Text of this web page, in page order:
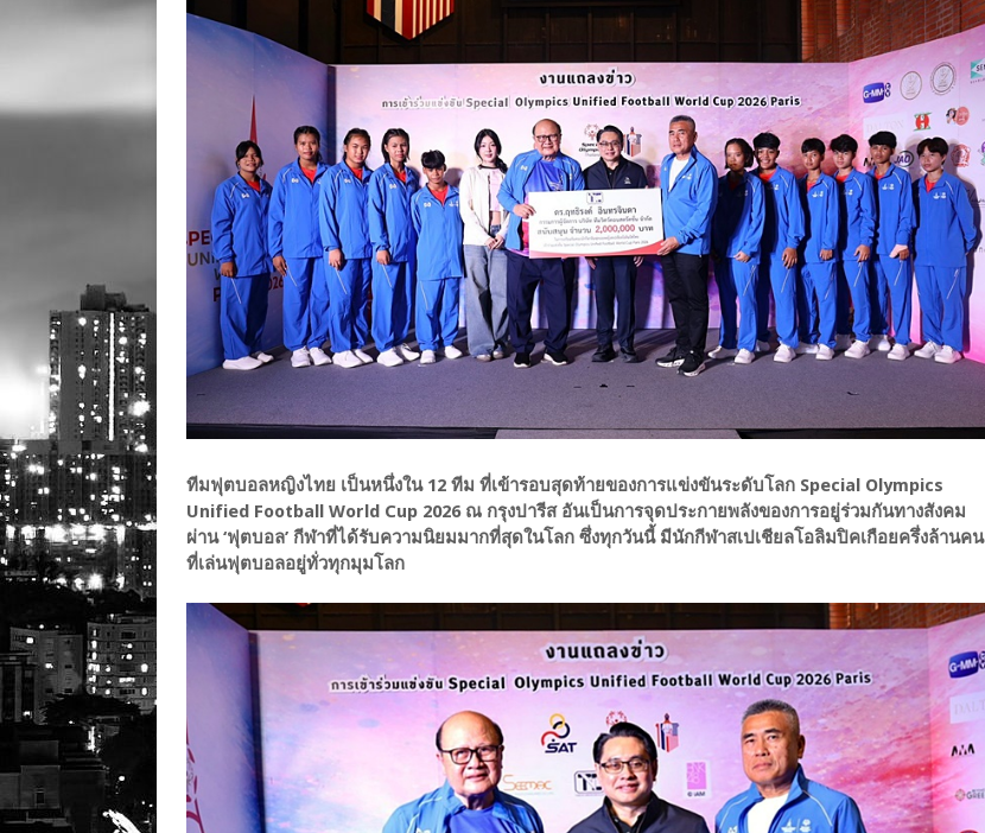
ทีมฟุตบอลหญิงไทย เป็นหนึ่งใน 12 ทีม ที่เข้ารอบสุดท้ายของการแข่งขันระดับโลก Special Olympics
Unified Football World Cup 2026 ณ กรุงปารีส อันเป็นการจุดประกายพลังของการอยู่ร่วมกันทางสังคม
ผ่าน ‘ฟุตบอล’ กีฬาที่ได้รับความนิยมมากที่สุดในโลก ซึ่งทุกวันนี้ มีนักกีฬาสเปเชียลโอลิมปิคเกือยครึ่งล้านคน
ที่เล่นฟุตบอลอยู่ทั่วทุกมุมโลก